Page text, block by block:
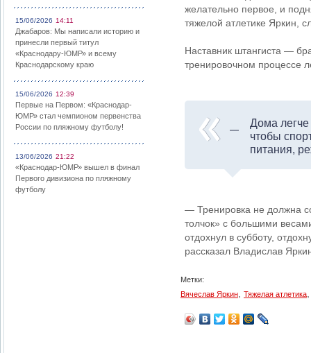
15/06/2026 14:11
Джабаров: Мы написали историю и
принесли первый титул
«Краснодару-ЮМР» и всему
Краснодарскому краю
15/06/2026 12:39
Первые на Первом: «Краснодар-
ЮМР» стал чемпионом первенства
России по пляжному футболу!
13/06/2026 21:22
«Краснодар-ЮМР» вышел в финал
Первого дивизиона по пляжному
футболу
желательно первое, и
тяжелой атлетике Яркин,
Наставник штангиста —
тренировочном процессе
Дома легче
чтобы
питания,
— Тренировка не должна
толчок» с большими
отдохнул в субботу,
рассказал Владислав
Метки:
Вячеслав Яркин
Тяжелая атлетика